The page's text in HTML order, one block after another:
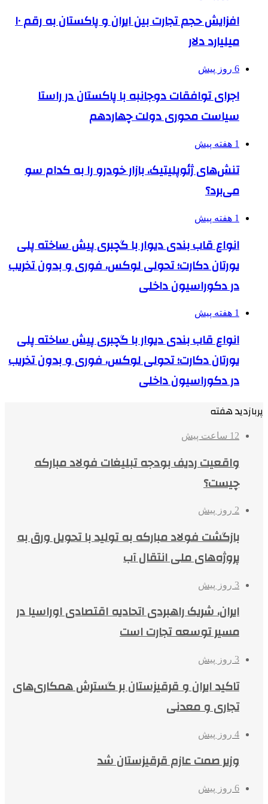
افزایش حجم تجارت بین ایران و پاکستان به رقم ۱۰
میلیارد دلار
6 روز پیش
اجرای توافقات دوجانبه با پاکستان در راستا
سیاست محوری دولت چهاردهم
1 هفته پیش
تنش‌های ژئوپلیتیک، بازار خودرو را به کدام سو
می‌برد؟
1 هفته پیش
انواع قاب بندی دیوار با گچبری پیش ساخته پلی
یورتان دکارت؛ تحولی لوکس، فوری و بدون تخریب
در دکوراسیون داخلی
1 هفته پیش
انواع قاب بندی دیوار با گچبری پیش ساخته پلی
یورتان دکارت؛ تحولی لوکس، فوری و بدون تخریب
در دکوراسیون داخلی
پربازدید هفته
12 ساعت پیش
واقعیت ردیف بودجه تبلیغات فولاد مبارکه
چیست؟
2 روز پیش
بازگشت فولاد مبارکه به تولید با تحویل ورق به
پروژه‌های ملی انتقال آب
3 روز پیش
ایران، شریک راهبردی اتحادیه اقتصادی اوراسیا در
مسیر توسعه تجارت است
3 روز پیش
تاکید ایران و قرقیزستان بر گسترش همکاری‌های
تجاری و معدنی
4 روز پیش
وزیر صمت عازم قرقیزستان شد
6 روز پیش